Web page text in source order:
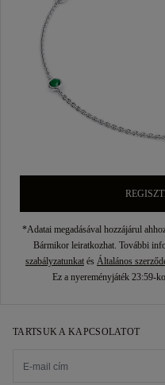
*Adatai megadásával hozzájárul
Bármikor leiratkozhat. További
szabályzatunkat és Általános
Ez a nyereményjáték 23:59-
TARTSUK A KAPCSOLATOT